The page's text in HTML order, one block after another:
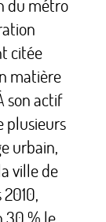
du métro
citée
matière
son actif
plusieurs
urbain,
ville de